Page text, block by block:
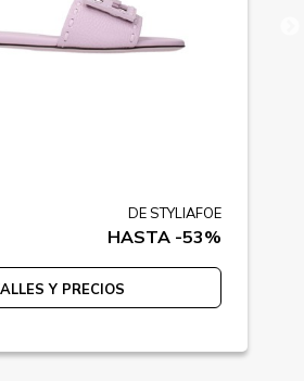
DE STYLIAFOE
HASTA -53%
Y PRECIOS